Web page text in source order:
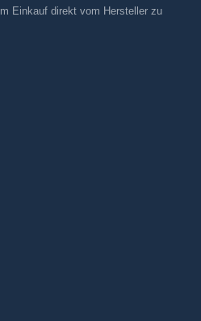
Einkauf direkt vom Hersteller zu